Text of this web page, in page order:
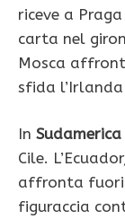
riceve a
carta nel
Mosca
sfida
In Sudamerica
Cile.
affronta fuori
figuraccia